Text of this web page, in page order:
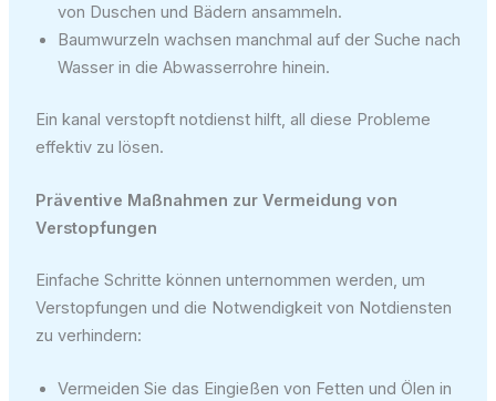
von Duschen und Bädern ansammeln.
Baumwurzeln wachsen manchmal auf der Suche nach
Wasser in die Abwasserrohre hinein.
Ein kanal verstopft notdienst hilft, all diese Probleme
effektiv zu lösen.
Präventive Maßnahmen zur Vermeidung von
Verstopfungen
Einfache Schritte können unternommen werden, um
Verstopfungen und die Notwendigkeit von Notdiensten
zu verhindern:
Vermeiden Sie das Eingießen von Fetten und Ölen in